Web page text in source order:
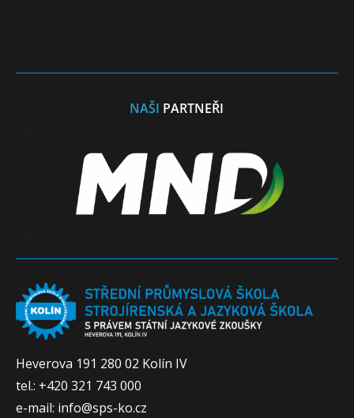
NAŠI PARTNEŘI
Heverova 191 280 02 Kolín IV
tel.: +420 321 743 000
e-mail: info@sps-ko.cz